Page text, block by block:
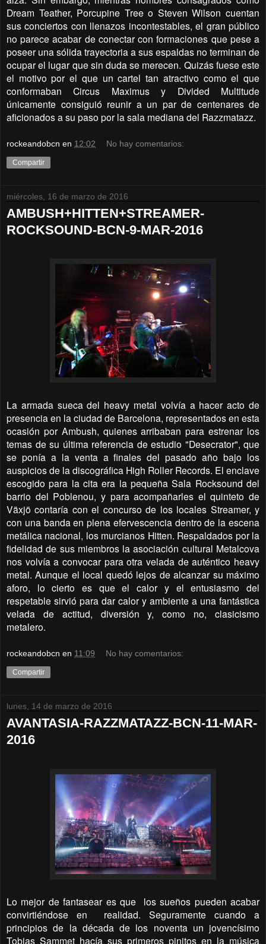
Dream Teather, Porcupine Tree o Steven Wilson cuentan
sus conciertos con llenazos incontestables, el gran público
no parece acabar de conectar con formaciones que pese a
poseer una sólida trayectoria a sus espaldas no terminan de
ocupar el lugar que sin duda se merecen. Quizás fuese este
el motivo por el que un cartel tan atractivo como el que
conformaban Circus Maximus y Divided Multitude
únicamente consiguió reunir a un par de centenares de
aficionados a su paso por la sala mediana del Razzmatazz.
rockeandobcn en 12:02 No hay comentarios:
Compartir
miércoles, 16 de marzo de 2016
AMBUSH+HITTEN+STREAMER-
ROCKSOUND-BCN-9-MAR-2016
La armada sueca del heavy metal volvía a hacer acto de
presencia en la ciudad de Barcelona, representados en esta
ocasión por Ambush, quienes arribaban para estrenar los
temas de su última referencia de estudio "Desecrator", que
se ponía a la venta a finales del pasado año bajo los
auspicios de la discográfica High Roller Records. El enclave
escogido para la cita era la pequeña Sala Rocksound del
barrio del Poblenou, y para acompañarles el quinteto de
Växjö contaría con el concurso de los locales Streamer, y
con una banda en plena efervescencia dentro de la escena
metálica nacional, los murcianos Hitten. Respaldados por la
fidelidad de sus miembros la asociación cultural Metalcova
nos volvía a convocar para otra velada de auténtico heavy
metal. Aunque el local quedó lejos de alcanzar su máximo
aforo, lo cierto es que el calor y el entusiasmo del
respetable sirvió para dar calor y ambiente a una fantástica
velada de actitud, diversión y, como no, clasicismo
metalero.
rockeandobcn en 11:09 No hay comentarios:
Compartir
lunes, 14 de marzo de 2016
AVANTASIA-RAZZMATAZZ-BCN-11-MAR-
2016
Lo mejor de fantasear es que los sueños pueden acabar
convirtiéndose en realidad. Seguramente cuando a
principios de la década de los noventa un jovencísimo
Tobias Sammet hacía sus primeros pinitos en la música